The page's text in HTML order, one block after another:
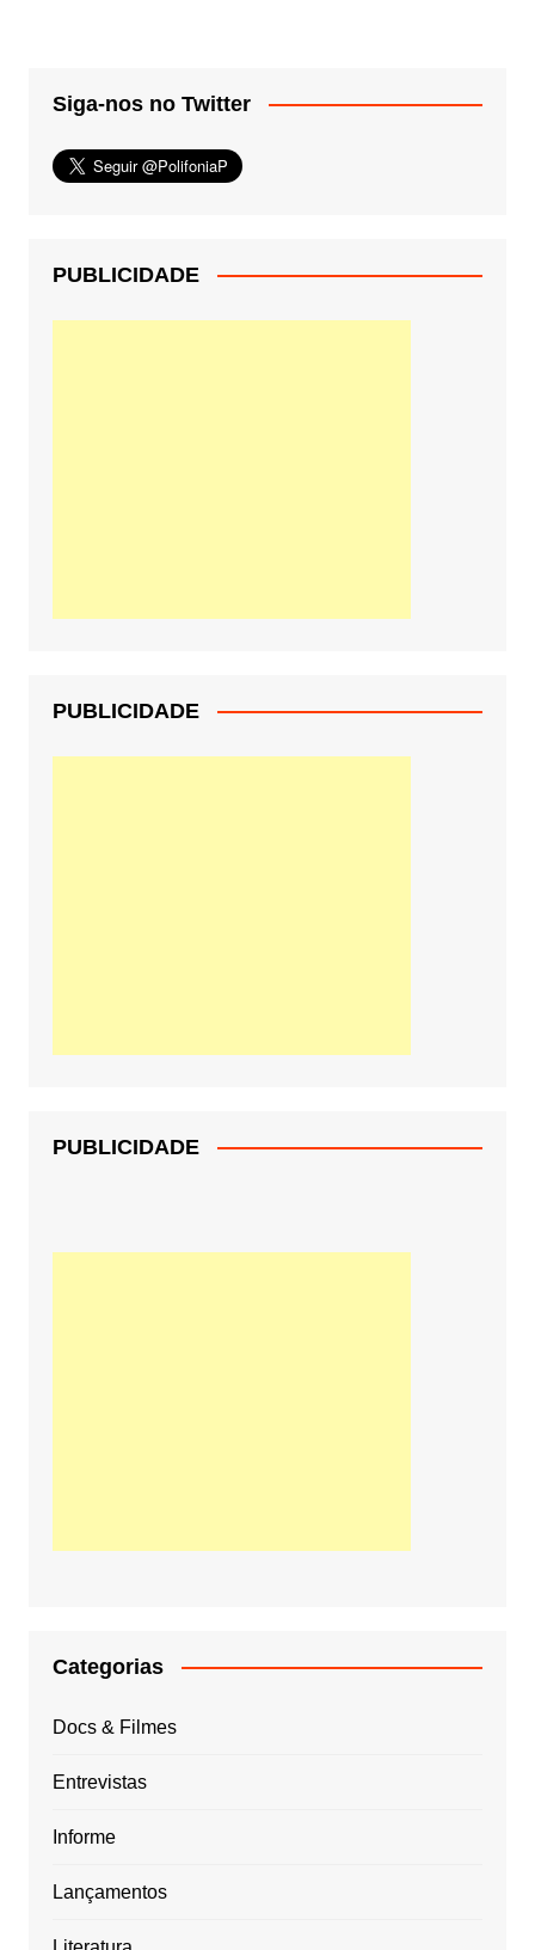
Siga-nos no Twitter
PUBLICIDADE
PUBLICIDADE
PUBLICIDADE
Categorias
Docs & Filmes
Entrevistas
Informe
Lançamentos